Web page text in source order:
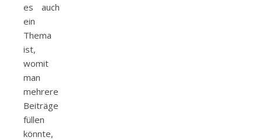
es auch
ein
Thema
ist,
womit
man
mehrere
Beiträge
füllen
könnte,